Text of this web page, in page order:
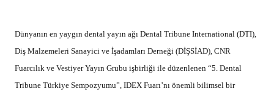
Dünyanın en yaygın dental yayın ağı Dental Tribune International (DTI),
Diş Malzemeleri Sanayici ve İşadamları Derneği (DİŞSİAD), CNR
Fuarcılık ve Vestiyer Yayın Grubu işbirliği ile düzenlenen “5. Dental
Tribune Türkiye Sempozyumu”, IDEX Fuarı’nı önemli bilimsel bir